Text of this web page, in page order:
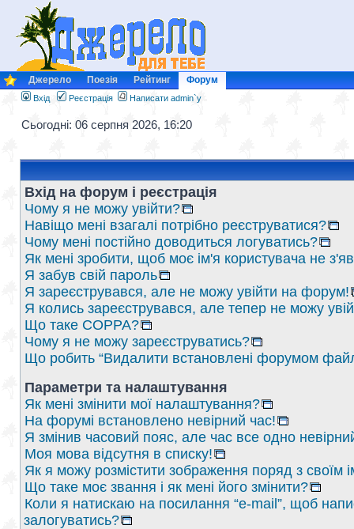
Джерело Поезія Рейтинг Форум
Вхід Реєстрація Написати admin`у
Сьогодні: 06 серпня 2026, 16:20
Вхід на форум і реєстрація
Чому я не можу увійти?
Навіщо мені взагалі потрібно реєструватися?
Чому мені постійно доводиться логуватись?
Як мені зробити, щоб моє ім'я користувача не
Я забув свій пароль
Я зареєструвався, але не можу увійти на форум!
Я колись зареєструвався, але тепер не можу
Що таке COPPA?
Чому я не можу зареєструватись?
Що робить “Видалити встановлені форумом
Параметри та налаштування
Як мені змінити мої налаштування?
На форумі встановлено невірний час!
Я змінив часовий пояс, але час все одно
Моя мова відсутня в списку!
Як я можу розмістити зображення поряд з своїм
Що таке моє звання і як мені його змінити?
Коли я натискаю на посилання “e-mail”, щоб
залогуватись?